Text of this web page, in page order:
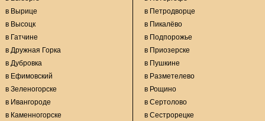
в Вырице
в Высоцк
в Гатчине
в Дружная Горка
в Дубровка
в Ефимовский
в Зеленогорске
в Ивангороде
в Каменногорске
в Петродворце
в Пикалёво
в Подпорожье
в Приозерске
в Пушкине
в Разметелево
в Рощино
в Сертолово
в Сестрорецке